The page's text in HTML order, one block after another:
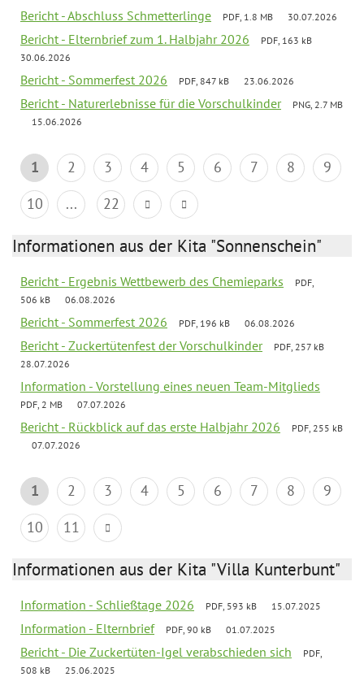
Bericht - Abschluss Schmetterlinge PDF, 1.8 MB 30.07.2026
Bericht - Elternbrief zum 1. Halbjahr 2026
PDF, 163 kB
30.06.2026
Bericht - Sommerfest 2026 PDF, 847 kB 23.06.2026
Bericht - Naturerlebnisse für die Vorschulkinder
PNG, 2.7 MB
15.06.2026
1 2 3 4 5 6 7 8
9
10
... 22
Informationen aus der Kita "Sonnenschein"
Bericht - Ergebnis Wettbewerb des Chemieparks
PDF,
506 kB
06.08.2026
Bericht - Sommerfest 2026 PDF, 196 kB 06.08.2026
Bericht - Zuckertütenfest der Vorschulkinder
PDF, 257 kB
28.07.2026
Information - Vorstellung eines neuen Team-Mitglieds
PDF, 2 MB 07.07.2026
Bericht - Rückblick auf das erste Halbjahr 2026
PDF, 255 kB
07.07.2026
1 2 3 4 5 6 7 8
9
10
11
Informationen aus der Kita "Villa Kunterbunt"
Information - Schließtage 2026 PDF, 593 kB 15.07.2025
Information - Elternbrief PDF, 90 kB 01.07.2025
Bericht - Die Zuckertüten-Igel verabschieden sich
PDF,
508 kB
25.06.2025